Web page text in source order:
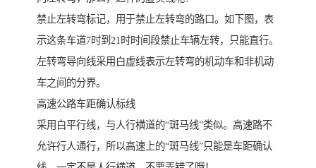
禁止左转弯标记，用于禁止左转弯的路口。如下图，表
示这条车道7时到21时时间段禁止车辆左转，只能直行。
左转弯导向线采用白虚线表示左转弯的机动车和非机动
车之间的分界。
高速公路车距确认标线
采用白平行线，与人行横道的“斑马线”类似。高速路不
允许行人通行，所以高速上的“斑马线”只能是车距确认